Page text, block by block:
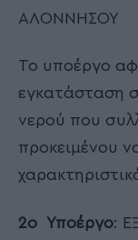
ΑΛΟΝΝΗΣΟΥ
Το υποέργο
εγκατάσταση
νερού που
προκειμένου
2ο Υποέργο: